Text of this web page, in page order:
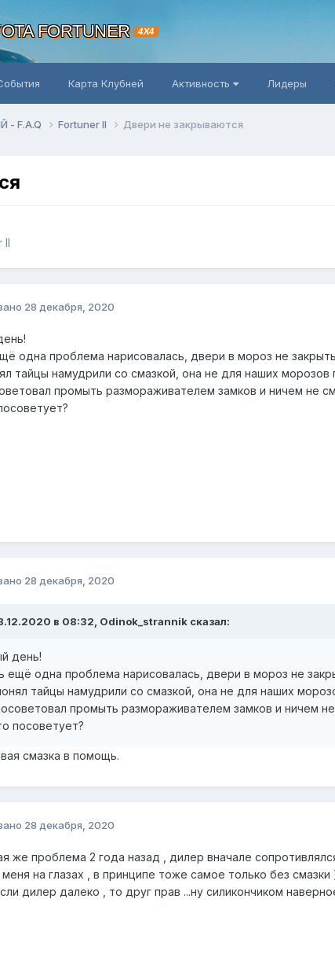
FORTUNER 4X4
Карта Клубней Активность Лидеры
- F.A.Q Fortuner II Двери не закрываются
II
28 декабря, 2020
одна проблема нарисовалась, двери в мороз не
тайцы намудрили со смазкой, она не для наших морозов
промыть размораживателем замков и ничем не
28 декабря, 2020
в 08:32, Odinok_strannik сказал:
день!
ещё одна проблема нарисовалась, двери в мороз не
тайцы намудрили со смазкой, она не для наших
промыть размораживателем замков и ничем не
посоветует?
смазка в помощь.
28 декабря, 2020
же проблема 2 года назад , дилер вначале
на глазах , в принципе тоже самое только без смазки
дилер далеко , то друг прав ...ну силикончиком